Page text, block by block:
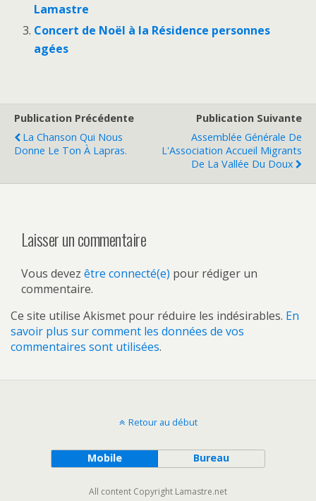
Lamastre
Concert de Noël à la Résidence personnes
agées
Publication Précédente
La Chanson Qui Nous
Donne Le Ton À Lapras.
Publication Suivante
Assemblée Générale De
L'Association Accueil Migrants
De La Vallée Du Doux
Laisser un commentaire
Vous devez être connecté(e) pour rédiger un
commentaire.
Ce site utilise Akismet pour réduire les indésirables. En
savoir plus sur comment les données de vos
commentaires sont utilisées.
Retour au début
Mobile Bureau
All content Copyright Lamastre.net